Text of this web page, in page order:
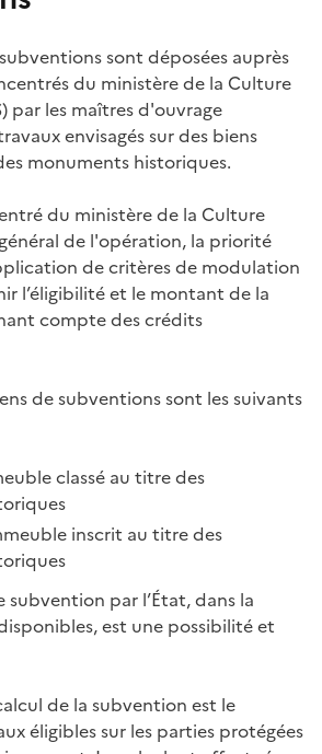
sont déposées auprès
du ministère de la Culture
par les maîtres d'ouvrage
envisagés sur des biens
monuments historiques.
du ministère de la Culture
de l'opération, la priorité
de critères de modulation
l’éligibilité et le montant de la
compte des crédits
de subventions sont les suivants
classé au titre des
inscrit au titre des
subvention par l’État, dans la
est une possibilité et
de la subvention est le
éligibles sur les parties protégées